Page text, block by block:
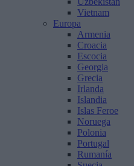
Vietnam
Europa
Armenia
Croacia
Escocia
Georgia
Grecia
Irlanda
Islandia
Islas Feroe
Noruega
Polonia
Portugal
Rumanía